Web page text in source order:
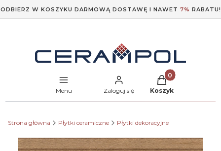
ODBIERZ W KOSZYKU DARMOWĄ DOSTAWĘ I NAWET 7% RABATU!
Menu Zaloguj się
Produkty w
Koszyk
Strona główna Płytki ceramiczne Płytki dekoracyjne